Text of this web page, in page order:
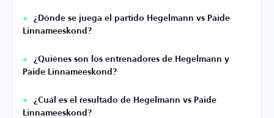
¿Dónde se juega el partido Hegelmann vs Paide
Linnameeskond?
¿Quiénes son los entrenadores de Hegelmann y
Paide Linnameeskond?
¿Cuál es el resultado de Hegelmann vs Paide
Linnameeskond?